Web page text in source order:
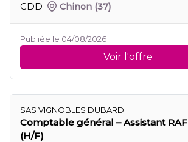
CDD
Chinon (37)
Publiée le 04/08/2026
Voir l'offre
SAS VIGNOBLES DUBARD
Comptable général – Assistant RAF
(H/F)